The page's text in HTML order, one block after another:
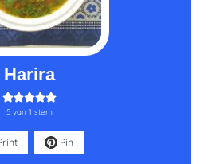
Harira
5 van 1 stem
Pin